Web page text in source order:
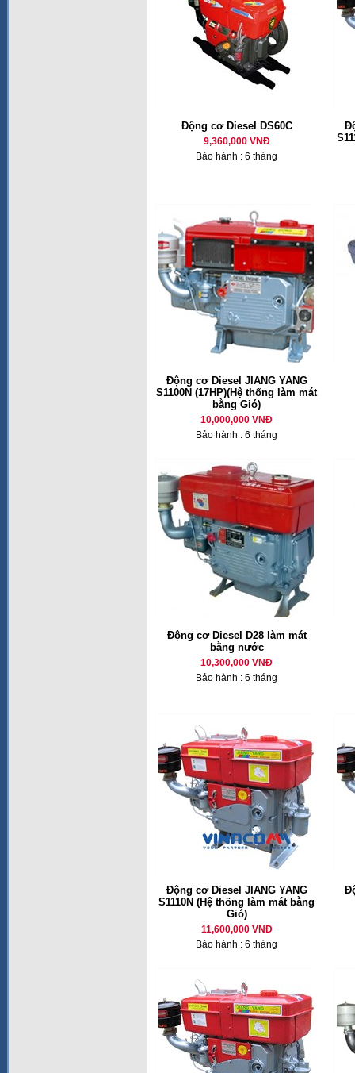
Động cơ Diesel DS60C
9,360,000 VNĐ
Bảo hành : 6 tháng
Động cơ Diesel JIANG YANG
S1100N (17HP)(Hệ thống làm mát
bằng Gió)
10,000,000 VNĐ
Bảo hành : 6 tháng
Động cơ Diesel D28 làm mát
bằng nước
10,300,000 VNĐ
Bảo hành : 6 tháng
Động cơ Diesel JIANG YANG
S1110N (Hệ thống làm mát bằng
Gió)
11,600,000 VNĐ
Bảo hành : 6 tháng